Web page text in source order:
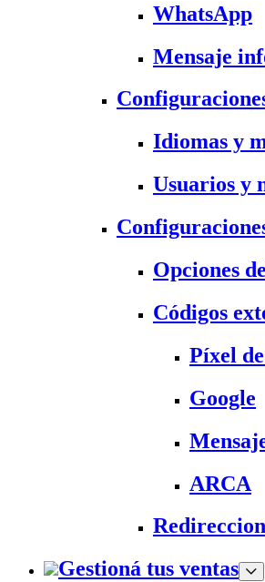
WhatsApp
Mensaje
Idiomas y
Usuarios y
Opciones
Códigos
Píxel
Google
ARCA
Gestioná tus ventas